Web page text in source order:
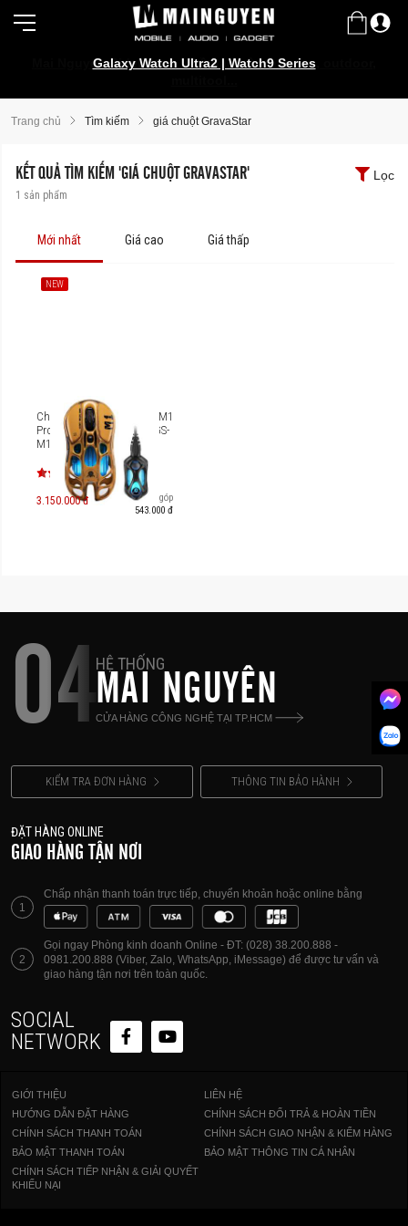
Mai Nguyen Rider Store - Đồ bảo hộ, camping, outdoor,
Galaxy Watch Ultra2 | Watch9 Series
Trang chủ Tìm kiếm giá chuột GravaStar
KẾT QUẢ TÌM KIẾM 'GIÁ CHUỘT GRAVASTAR'
1 sản phẩm
Lọc
Mới nhất Giá cao Giá thấp
NEW
Chuột GravaStar Mercury M1
Pro Battle Worn Edition [GS-
M1 PRO_WSM / GS-M1
PRO_YLW]
3.150.000 đ
Trả góp
543.000 đ
04HỆ THỐNG
MAI NGUYÊN
CỬA HÀNG CÔNG NGHỆ TẠI TP.HCM
KIỂM TRA ĐƠN HÀNG THÔNG TIN BẢO HÀNH
ĐẶT HÀNG ONLINE
GIAO HÀNG TẬN NƠI
1
Chấp nhận thanh toán trực tiếp, chuyển khoản hoặc online bằng
2
Gọi ngay Phòng kinh doanh Online - ĐT: (028) 38.200.888 -
0981.200.888 (Viber, Zalo, WhatsApp, iMessage) để được tư vấn và
giao hàng tận nơi trên toàn quốc.
SOCIAL
NETWORK
GIỚI THIỆU
LIÊN HỆ
HƯỚNG DẪN ĐẶT HÀNG
CHÍNH SÁCH ĐỔI TRẢ & HOÀN TIỀN
CHÍNH SÁCH THANH TOÁN
CHÍNH SÁCH GIAO NHẬN & KIỂM HÀNG
BẢO MẬT THANH TOÁN
BẢO MẬT THÔNG TIN CÁ NHÂN
CHÍNH SÁCH TIẾP NHẬN & GIẢI QUYẾT
KHIẾU NẠI